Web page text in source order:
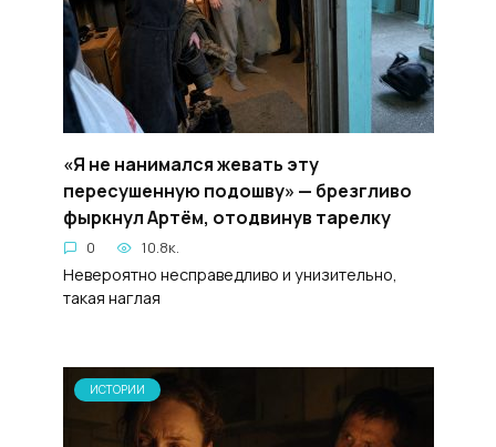
«Я не нанимался жевать эту
пересушенную подошву» — брезгливо
фыркнул Артём, отодвинув тарелку
0 10.8к.
Невероятно несправедливо и унизительно,
такая наглая
ИСТОРИИ